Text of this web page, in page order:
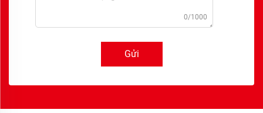
0/1000
Gửi